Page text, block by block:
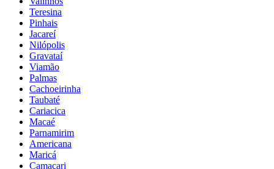
Teresina
Pinhais
Jacareí
Nilópolis
Gravataí
Viamão
Palmas
Cachoeirinha
Taubaté
Cariacica
Macaé
Parnamirim
Americana
Maricá
Camaçari